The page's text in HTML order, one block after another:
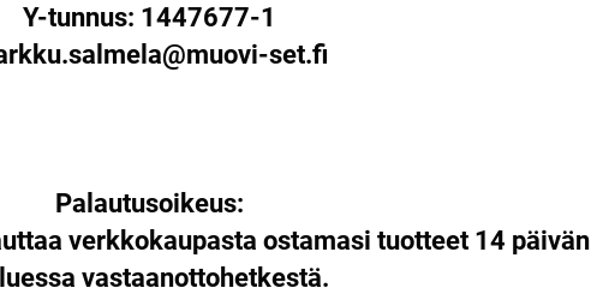
Y-tunnus: 1447677-1
set.fi
Palautusoikeus:
verkkokaupasta ostamasi tuotteet 14 päivän
vastaanottohetkestä.